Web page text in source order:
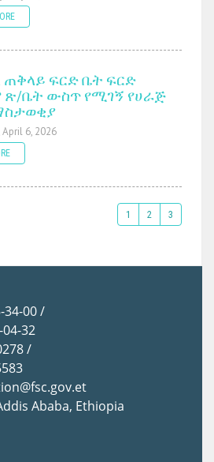
ጠቅላይ ፍርድ ቤት ፍርድ
ጽ/ቤት ውስጥ የሚገኝ የሀራጅ
April 6, 2026
1 2 3
34-00 /
32
/
Ababa, Ethiopia